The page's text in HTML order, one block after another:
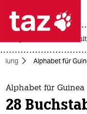
 taz
themen
politik
Alphabet für
Alphabet für Guinea
28